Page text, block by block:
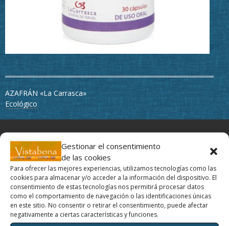
Gestionar el consentimiento
de las cookies
Para ofrecer las mejores experiencias, utilizamos tecnologías como las
cookies para almacenar y/o acceder a la información del dispositivo. El
consentimiento de estas tecnologías nos permitirá procesar datos
como el comportamiento de navegación o las identificaciones únicas
en este sitio. No consentir o retirar el consentimiento, puede afectar
negativamente a ciertas características y funciones.
Navegación
de
entradas
AZAFRÁN «La Carrasca»
Ecológico
Movimiento y profundidad, un regalo para tus ojos
Un día con mis ojos
El Yoga de los ojos
Periferia